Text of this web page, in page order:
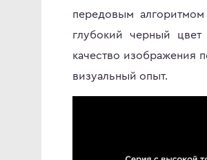
передовым
глубокий черный
качество изображения
визуальный опыт.